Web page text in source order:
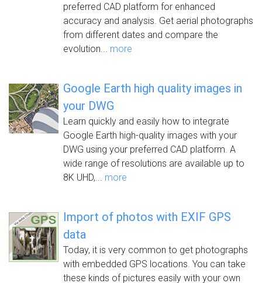
preferred CAD platform for enhanced
accuracy and analysis. Get aerial photographs
from different dates and compare the
evolution... more
Google Earth high quality images in
your DWG
Learn quickly and easily how to integrate
Google Earth high-quality images with your
DWG using your preferred CAD platform. A
wide range of resolutions are available up to
8K UHD,... more
Import of photos with EXIF GPS
data
Today, it is very common to get photographs
with embedded GPS locations. You can take
these kinds of pictures easily with your own